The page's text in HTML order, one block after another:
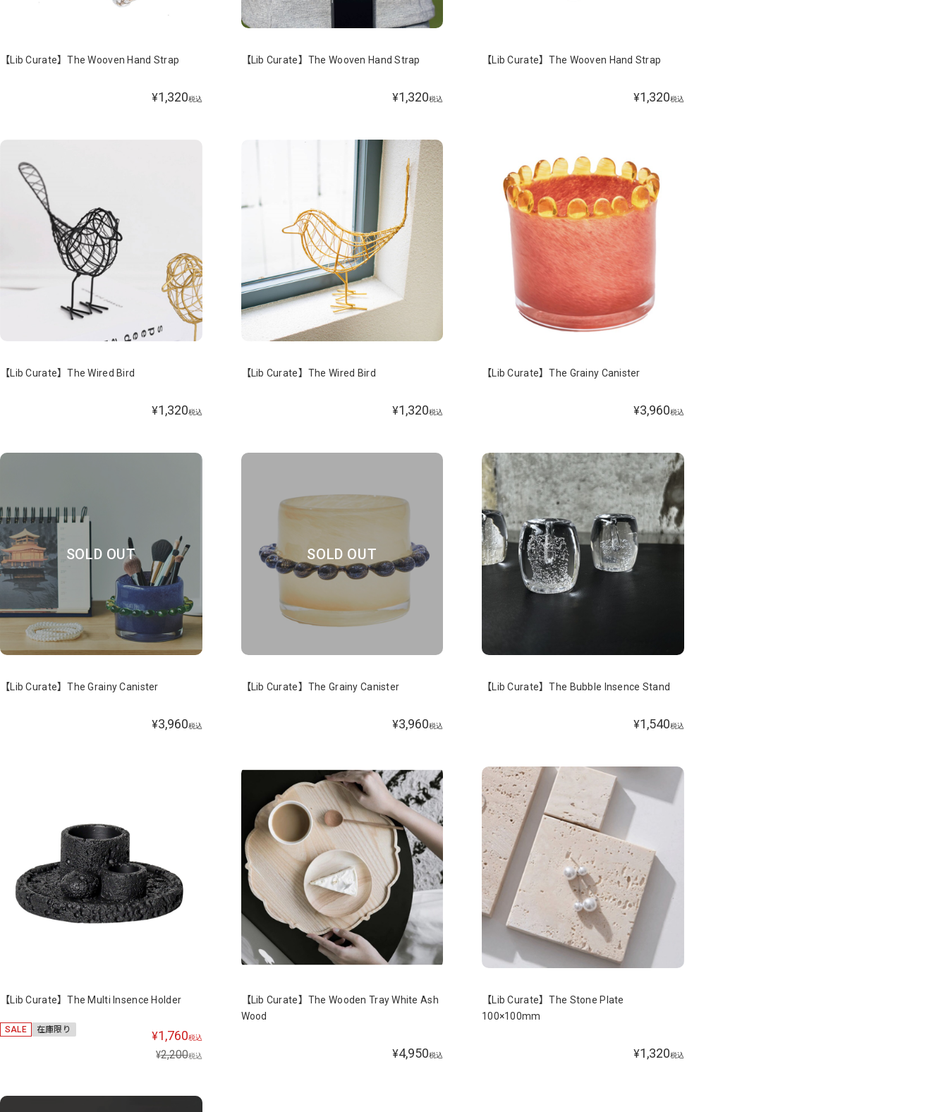
【Lib Curate】The Wooven Hand Strap
¥1,320税込
【Lib Curate】The Wooven Hand Strap
¥1,320税込
【Lib Curate】The Wooven Hand Strap
¥1,320税込
【Lib Curate】The Wired Bird
¥1,320税込
【Lib Curate】The Wired Bird
¥1,320税込
【Lib Curate】The Grainy Canister
¥3,960税込
SOLD OUT
【Lib Curate】The Grainy Canister
¥3,960税込
SOLD OUT
【Lib Curate】The Grainy Canister
¥3,960税込
【Lib Curate】The Bubble Insence Stand
¥1,540税込
【Lib Curate】The Multi Insence Holder
SALE 在庫限り ¥1,760税込
¥2,200税込
【Lib Curate】The Wooden Tray White Ash
Wood
¥4,950税込
【Lib Curate】The Stone Plate
100×100mm
¥1,320税込